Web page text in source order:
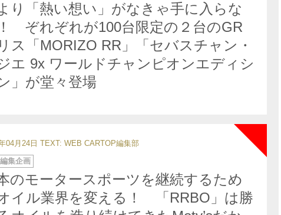
り「熱い想い」がなきゃ手に入らな
ぞれぞれが100台限定の２台のGR
ス「MORIZO RR」「セバスチャン・
エ 9x ワールドチャンピオンエディシ
」が堂々登場
04月24日 TEXT: WEB CARTOP編集部
のモータースポーツを継続するため
イル業界を変える！ 「RRBO」は勝
集企画